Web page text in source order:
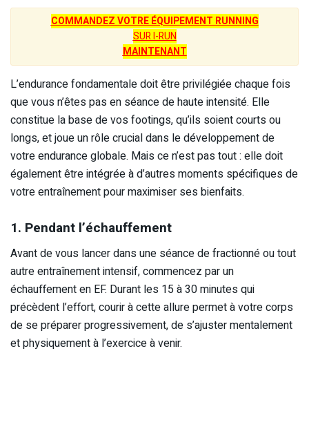
COMMANDEZ VOTRE ÉQUIPEMENT RUNNING
SUR I-RUN
MAINTENANT
L’endurance fondamentale doit être privilégiée chaque fois
que vous n’êtes pas en séance de haute intensité. Elle
constitue la base de vos footings, qu’ils soient courts ou
longs, et joue un rôle crucial dans le développement de
votre endurance globale. Mais ce n’est pas tout : elle doit
également être intégrée à d’autres moments spécifiques de
votre entraînement pour maximiser ses bienfaits.
1. Pendant l’échauffement
Avant de vous lancer dans une séance de fractionné ou tout
autre entraînement intensif, commencez par un
échauffement en EF. Durant les 15 à 30 minutes qui
précèdent l’effort, courir à cette allure permet à votre corps
de se préparer progressivement, de s’ajuster mentalement
et physiquement à l’exercice à venir.